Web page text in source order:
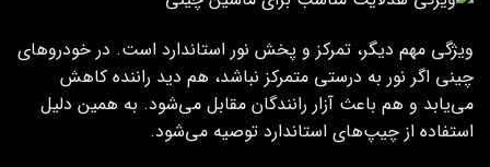
ویژگی مهم دیگر، تمرکز و پخش نور استاندارد است. در خودروهای
چینی اگر نور به‌ درستی متمرکز نباشد، هم دید راننده کاهش
می‌یابد و هم باعث آزار رانندگان مقابل می‌شود. به همین دلیل
استفاده از چیپ‌های استاندارد توصیه می‌شود.